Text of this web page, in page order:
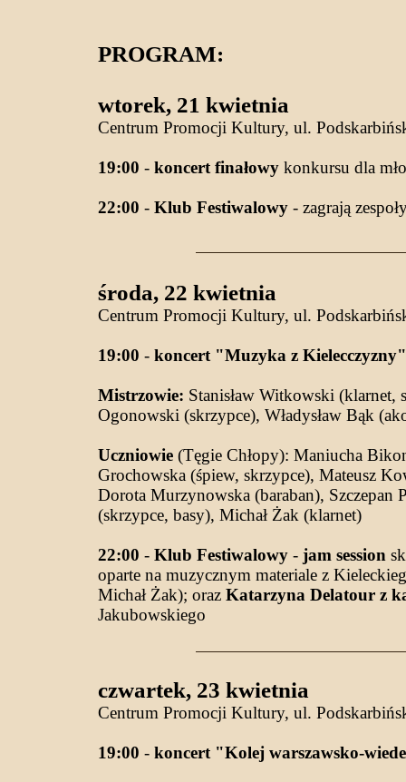
PROGRAM:
wtorek, 21 kwietnia
Centrum Promocji Kultury, ul.
19:00 - koncert finałowy konkursu dla
22:00 - Klub Festiwalowy - zagrają
środa, 22 kwietnia
Centrum Promocji Kultury, ul.
19:00 - koncert "Muzyka z Kielecczyzny"
Mistrzowie: Stanisław Witkowski (klarnet,
Ogonowski (skrzypce), Władysław Bąk
Uczniowie (Tęgie Chłopy): Maniucha
Grochowska (śpiew, skrzypce), Mateusz
Dorota Murzynowska (baraban),
(skrzypce, basy), Michał Żak (klarnet)
22:00 - Klub Festiwalowy - jam session
oparte na muzycznym materiale z
Michał Żak); oraz Katarzyna Delatour z
Jakubowskiego
czwartek, 23 kwietnia
Centrum Promocji Kultury, ul.
19:00 - koncert "Kolej warszawsko-